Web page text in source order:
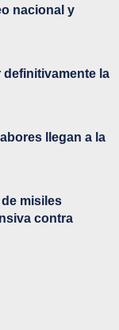
nacional y
la
llegan a la
misiles
contra